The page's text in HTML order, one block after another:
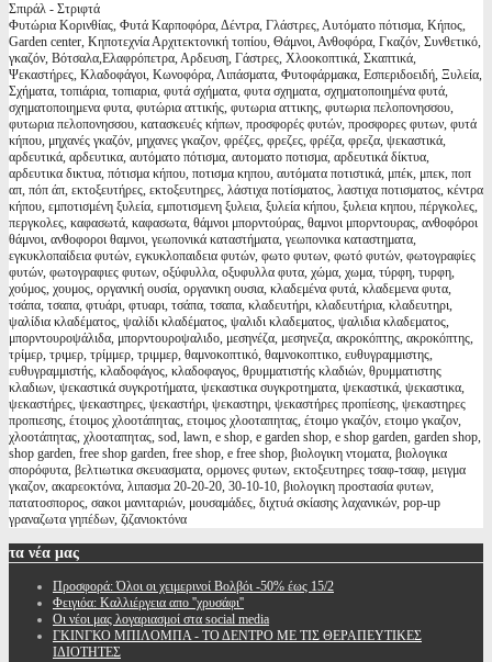
Σπιράλ - Στριφτά
Φυτώρια Κορινθίας, Φυτά Καρποφόρα, Δέντρα, Γλάστρες, Αυτόματο πότισμα, Κήπος,
Garden center, Κηποτεχνία Αρχιτεκτονική τοπίου, Θάμνοι, Ανθοφόρα, Γκαζόν, Συνθετικό,
γκαζόν, Βότσαλα,Ελαφρόπετρα, Αρδευση, Γάστρες, Χλοοκοπτικά, Σκαπτικά,
Ψεκαστήρες, Κλαδοφάγοι, Κωνοφόρα, Λιπάσματα, Φυτοφάρμακα, Εσπεριδοειδή, Ξυλεία,
Σχήματα, τοπιάρια, τοπιαρια, φυτά σχήματα, φυτα σχηματα, σχηματοποιημένα φυτά,
σχηματοποιημενα φυτα, φυτώρια αττικής, φυτωρια αττικης, φυτωρια πελοπονησσου,
φυτωρια πελοπονησσου, κατασκευές κήπων, προσφορές φυτών, προσφορες φυτων, φυτά
κήπου, μηχανές γκαζόν, μηχανες γκαζον, φρέζες, φρεζες, φρέζα, φρεζα, ψεκαστικά,
αρδευτικά, αρδευτικα, αυτόματο πότισμα, αυτοματο ποτισμα, αρδευτικά δίκτυα,
αρδευτικα δικτυα, πότισμα κήπου, ποτισμα κηπου, αυτόματα ποτιστικά, μπέκ, μπεκ, ποπ
απ, πόπ άπ, εκτοξευτήρες, εκτοξευτηρες, λάστιχα ποτίσματος, λαστιχα ποτισματος, κέντρα
κήπου, εμποτισμένη ξυλεία, εμποτισμενη ξυλεια, ξυλεία κήπου, ξυλεια κηπου, πέργκολες,
περγκολες, καφασωτά, καφασωτα, θάμνοι μπορντούρας, θαμνοι μπορντουρας, ανθοφόροι
θάμνοι, ανθοφοροι θαμνοι, γεωπονικά καταστήματα, γεωπονικα καταστηματα,
εγκυκλοπαίδεια φυτών, εγκυκλοπαιδεια φυτών, φωτο φυτων, φωτό φυτών, φωτογραφίες
φυτών, φωτογραφιες φυτων, οξύφυλλα, οξυφυλλα φυτα, χώμα, χωμα, τύρφη, τυρφη,
χούμος, χουμος, οργανική ουσία, οργανικη ουσια, κλαδεμένα φυτά, κλαδεμενα φυτα,
τσάπα, τσαπα, φτυάρι, φτυαρι, τσάπα, τσαπα, κλαδευτήρι, κλαδευτήρια, κλαδευτηρι,
ψαλίδια κλαδέματος, ψαλίδι κλαδέματος, ψαλιδι κλαδεματος, ψαλιδια κλαδεματος,
μπορντουροψάλιδα, μπορντουροψαλιδο, μεσηνέζα, μεσηνεζα, ακροκόπτης, ακροκόπτης,
τρίμερ, τριμερ, τρίμμερ, τριμμερ, θαμνοκοπτικό, θαμνοκοπτικο, ευθυγραμμιστης,
ευθυγραμμιστής, κλαδοφάγος, κλαδοφαγος, θρυμματιστής κλαδιών, θρυμματιστης
κλαδιων, ψεκαστικά συγκροτήματα, ψεκαστικα συγκροτηματα, ψεκαστικά, ψεκαστικα,
ψεκαστήρες, ψεκαστηρες, ψεκαστήρι, ψεκαστηρι, ψεκαστήρες προπίεσης, ψεκαστηρες
προπιεσης, έτοιμος χλοοτάπητας, ετοιμος χλοοταπητας, έτοιμο γκαζόν, ετοιμο γκαζον,
χλοοτάπητας, χλοοταπητας, sod, lawn, e shop, e garden shop, e shop garden, garden shop,
shop garden, free shop garden, free shop, e free shop, βιολογικη ντοματα, βιολογικα
σπορόφυτα, βελτιωτικα σκευασματα, ορμονες φυτων, εκτοξευτηρες τσαφ-τσαφ, μειγμα
γκαζον, ακαρεοκτόνα, λιπασμα 20-20-20, 30-10-10, βιολογικη προστασία φυτων,
πατατοσπορος, σακοι μανιταριών, μουσαμάδες, διχτυά σκίασης λαχανικών, pop-up
γραναζωτα γηπέδων, ζιζανιοκτόνα
τα νέα μας
Προσφορά: Όλοι οι χειμερινοί Βολβόι -50% έως 15/2
Φειγιόα: Καλλιέργεια απο ''χρυσάφι''
Oι νέοι μας λογαριασμοί στα social media
ΓΚΙΝΓΚΟ ΜΠΙΛΟΜΠΑ - ΤΟ ΔΕΝΤΡΟ ΜΕ ΤΙΣ ΘΕΡΑΠΕΥΤΙΚΕΣ
ΙΔΙΟΤΗΤΕΣ